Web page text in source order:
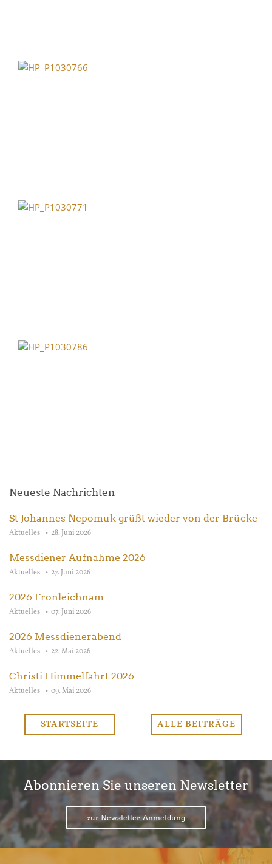
Neueste Nachrichten
St Johannes Nepomuk grüßt wieder von der Brücke
Aktuelles 28. Juni 2026
Messdiener Aufnahme 2026
Aktuelles 27. Juni 2026
2026 Fronleichnam
Aktuelles 07. Juni 2026
2026 Messdienerabend
Aktuelles 22. Mai 2026
Christi Himmelfahrt 2026
Aktuelles 09. Mai 2026
STARTSEITE ALLE BEITRÄGE
Abonnieren Sie unseren Newsletter
zur Newsletter-Anmeldung